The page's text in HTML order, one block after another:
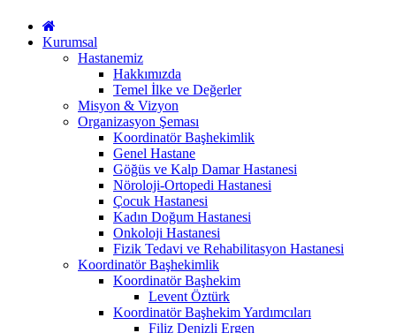
Kurumsal
Hastanemiz
Hakkımızda
Temel İlke ve Değerler
Misyon & Vizyon
Organizasyon Şeması
Koordinatör Başhekimlik
Genel Hastane
Göğüs ve Kalp Damar Hastanesi
Nöroloji-Ortopedi Hastanesi
Çocuk Hastanesi
Kadın Doğum Hastanesi
Onkoloji Hastanesi
Fizik Tedavi ve Rehabilitasyon Hastanesi
Koordinatör Başhekimlik
Koordinatör Başhekim
Levent Öztürk
Koordinatör Başhekim Yardımcıları
Filiz Denizli Ergen